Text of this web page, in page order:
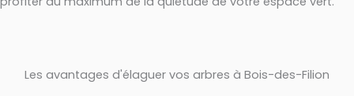
Les avantages d'élaguer vos arbres à Bois-des-Filion